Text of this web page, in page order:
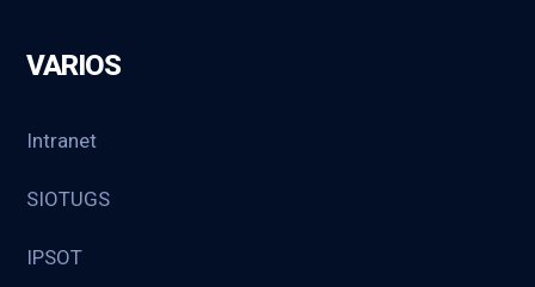
VARIOS
Intranet
SIOTUGS
IPSOT